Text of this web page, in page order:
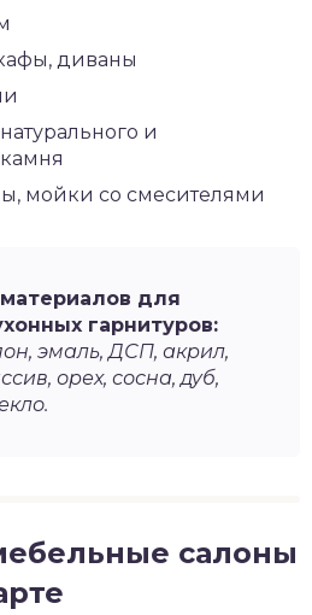
диваны
и
мойки со смесителями
для
гарнитуров:
эмаль, ДСП, акрил,
орех, сосна, дуб,
салоны